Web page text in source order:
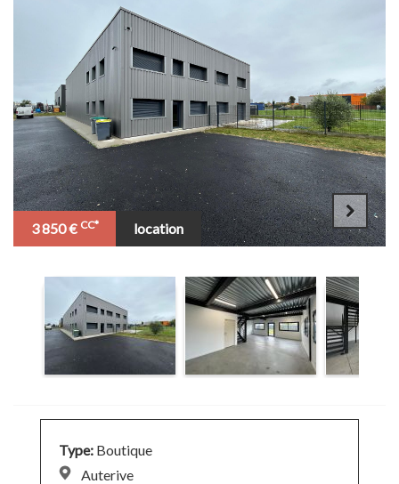
Notre
agence
Gestion
Locations
Ventes
Nous
contacter
3 850 € CC* location
Type: Boutique
Auterive